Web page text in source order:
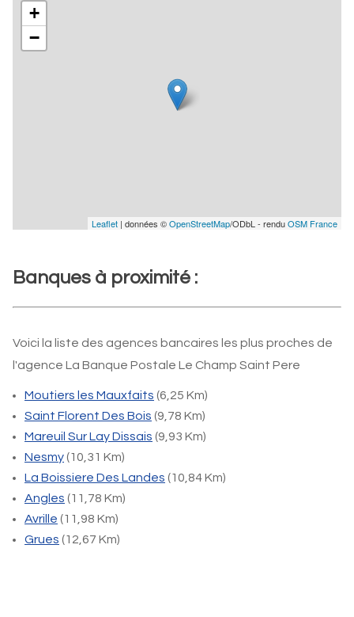
+
−
Leaflet | données ©OpenStreetMap/ODbL - renduOSM France
Banques à proximité :
Voici la liste des agences bancaires les plus proches de
l'agence La Banque Postale Le Champ Saint Pere
Moutiers les Mauxfaits (6,25 Km)
Saint Florent Des Bois (9,78 Km)
Mareuil Sur Lay Dissais (9,93 Km)
Nesmy(10,31 Km)
La Boissiere Des Landes (10,84 Km)
Angles (11,78 Km)
Avrille (11,98 Km)
Grues (12,67 Km)